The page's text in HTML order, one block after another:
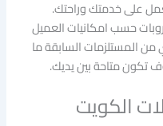
على خدمتك وراحتك.
حسب امكانيات العميل
من المستلزمات السابقة ما
تكون متاحة بين يديك.
الكويت